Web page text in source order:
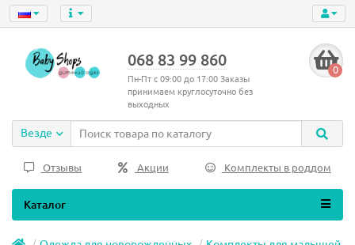
068 83 99 860
Пн-Пт с 09:00 до 17:00 Заказы
принимаем круглосуточно без
выходных
0
Везде
Отзывы Акции Комплекты в роддом
Каталог